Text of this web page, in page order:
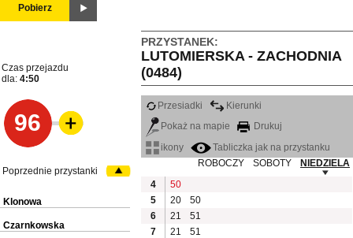
Pobierz
PRZYSTANEK:
LUTOMIERSKA - ZACHODNIA
(0484)
Czas przejazdu
dla: 4:50
96
Przesiadki
Kierunki
Pokaż na mapie
Drukuj
ikony
Tabliczka jak na przystanku
ROBOCZY
SOBOTY
NIEDZIELA
4
50
5
20
50
6
21
51
7
21
51
Poprzednie przystanki
Klonowa
Czarnkowska